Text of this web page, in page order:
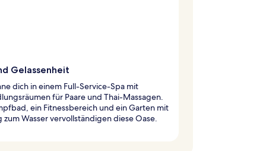
Gelassenheit
dich in einem Full-Service-Spa mit
für Paare und Thai-Massagen.
ein Fitnessbereich und ein Garten mit
zum Wasser vervollständigen diese Oase.